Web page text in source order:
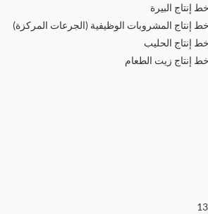
خط إنتاج البيرة
خط إنتاج المشروبات الوظيفية (الجرعات المركزة)
خط إنتاج الحليب
خط إنتاج زيت الطعام